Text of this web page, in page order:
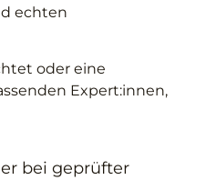
echten
oder eine
Expert:innen,
bei geprüfter